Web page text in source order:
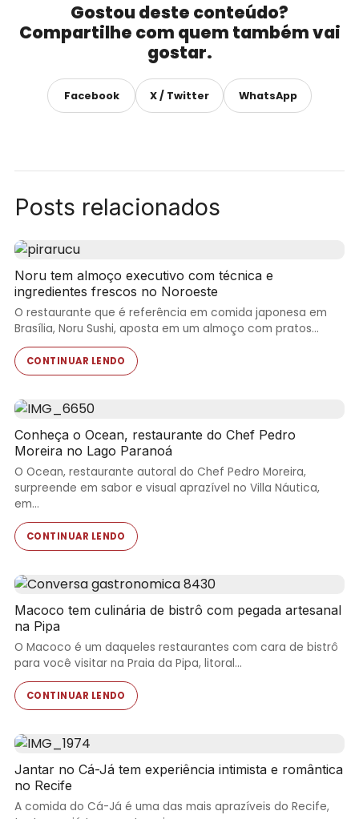
Gostou deste conteúdo?
Compartilhe com quem também vai
gostar.
Facebook X / Twitter WhatsApp
Posts relacionados
Noru tem almoço executivo com técnica e
ingredientes frescos no Noroeste
O restaurante que é referência em comida japonesa em
Brasília, Noru Sushi, aposta em um almoço com pratos…
CONTINUAR LENDO
Conheça o Ocean, restaurante do Chef Pedro
Moreira no Lago Paranoá
O Ocean, restaurante autoral do Chef Pedro Moreira,
surpreende em sabor e visual aprazível no Villa Náutica,
em…
CONTINUAR LENDO
Macoco tem culinária de bistrô com pegada artesanal
na Pipa
O Macoco é um daqueles restaurantes com cara de bistrô
para você visitar na Praia da Pipa, litoral…
CONTINUAR LENDO
Jantar no Cá-Já tem experiência intimista e romântica
no Recife
A comida do Cá-Já é uma das mais aprazíveis do Recife,